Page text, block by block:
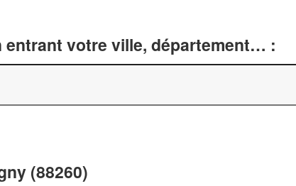
entrant votre ville, département… :
(88260)